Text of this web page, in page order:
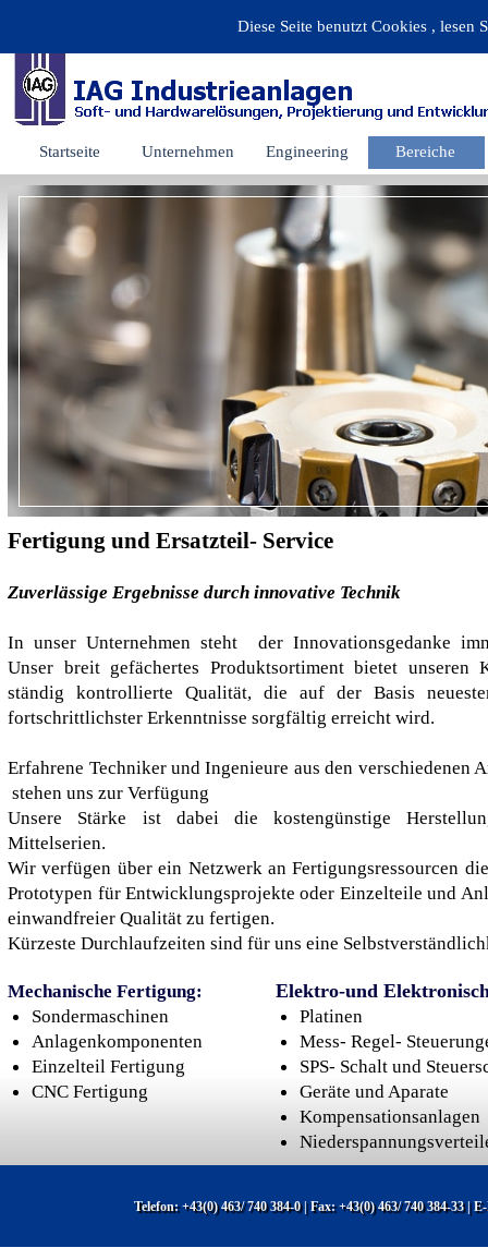
Diese Seite benutzt Cookies , lesen
Startseite Unternehmen Engineering Bereiche
Fertigung und Ersatzteil- Service
Zuverlässige Ergebnisse durch innovative Technik
In unser Unternehmen steht der Innovationsgedanke
Unser breit gefächertes Produktsortiment bietet unseren
ständig kontrollierte Qualität, die auf der Basis
fortschrittlichster Erkenntnisse sorgfältig erreicht wird.
Erfahrene Techniker und Ingenieure aus den verschiedenen
stehen uns zur Verfügung
Unsere Stärke ist dabei die kostengünstige
Mittelserien.
Wir verfügen über ein Netzwerk an Fertigungsressourcen
Prototypen für Entwicklungsprojekte oder Einzelteile und
einwandfreier Qualität zu
Kürzeste Durchlaufzeiten sind für uns eine
Mechanische Fertigung:
Sondermaschinen
Anlagenkomponenten
Einzelteil Fertigung
CNC Fertigung
Elektro-und
Platinen
Mess- Regel-
SPS- Schalt und
Geräte und Aparate
Kompensationsanlagen
Telefon: +43(0) 463/ 740 384-0 | Fax: +43(0) 463/ 740 384-33 |